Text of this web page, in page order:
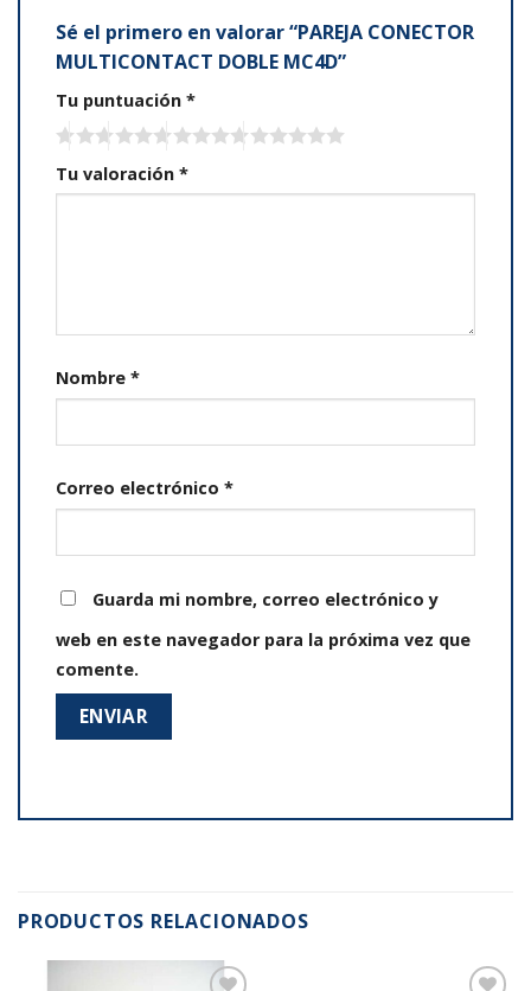
Sé el primero en valorar “PAREJA CONECTOR
MULTICONTACT DOBLE MC4D”
Tu puntuación *
Tu valoración *
Nombre *
Correo electrónico *
Guarda mi nombre, correo electrónico y
web en este navegador para la próxima vez que
comente.
PRODUCTOS RELACIONADOS